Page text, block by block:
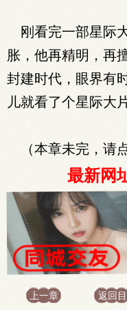
刚看完一部星际
胀，他再精明，再
封建时代，眼界有
儿就看了个星际大
（本章未完，请
最新网
上一章 返回